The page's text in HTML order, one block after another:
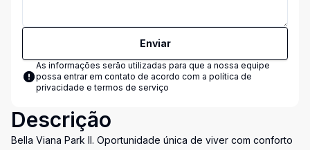
Enviar
As informações serão utilizadas para que a nossa equipe
possa entrar em contato de acordo com a política de
privacidade e termos de serviço
Descrição
Bella Viana Park II. Oportunidade única de viver com conforto